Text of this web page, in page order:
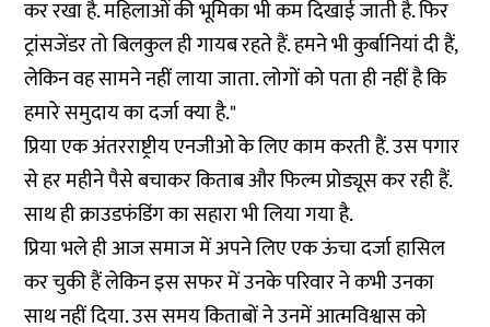
कर रखा है. महिलाओं की भूमिका भी कम दिखाई जाती है. फिर
ट्रांसजेंडर तो बिलकुल ही गायब रहते हैं. हमने भी कुर्बानियां दी हैं,
लेकिन वह सामने नहीं लाया जाता. लोगों को पता ही नहीं है कि
हमारे समुदाय का दर्जा क्या है."
प्रिया एक अंतरराष्ट्रीय एनजीओ के लिए काम करती हैं. उस पगार
से हर महीने पैसे बचाकर किताब और फिल्म प्रोड्यूस कर रही हैं.
साथ ही क्राउडफंडिंग का सहारा भी लिया गया है.
प्रिया भले ही आज समाज में अपने लिए एक ऊंचा दर्जा हासिल
कर चुकी हैं लेकिन इस सफर में उनके परिवार ने कभी उनका
साथ नहीं दिया. उस समय किताबों ने उनमें आत्मविश्वास को